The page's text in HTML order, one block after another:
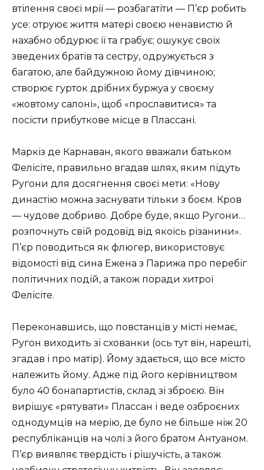
втілення своєї мрії — розбагатіти — П’єр робить
усе: отруює життя матері своєю ненавистю й
нахабно обдурює її та грабує; ошукує своїх
зведених братів та сестру, одружується з
багатою, але байдужною йому дівчиною;
створює гурток дрібних буржуа у своєму
«жовтому салоні», щоб «прославитися» та
посісти прибуткове місце в Плассані.
Маркіз де Карнаван, якого вважали батьком
Фелісіте, правильно вгадав шлях, яким підуть
Ругони для досягнення своєї мети: «Нову
династію можна заснувати тільки з боєм. Кров
— чудове добриво. Добре буде, якщо Ругони…
розпочнуть свій родовід від якоїсь різанини».
П’єр поводиться як флюгер, використовує
відомості від сина Ежена з Парижа про перебіг
політичних подій, а також поради хитрої
Фелісіте.
Переконавшись, що повстанців у місті немає,
Ругон виходить зі схованки (ось тут він, нарешті,
згадав і про матір). Йому здається, що все місто
належить йому. Адже під його керівництвом
було 40 бонапартистів, склад зі зброєю. Він
вирішує «рятувати» Плассан і веде озброєних
однодумців на мерію, де було не більше ніж 20
республіканців на чолі з його братом Антуаном.
П’єр виявляє твердість і рішучість, а також